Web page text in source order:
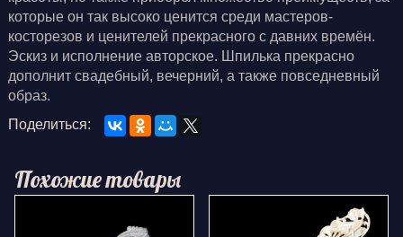
которые он так высоко ценится среди мастеров-
косторезов и ценителей прекрасного с давних времён.
Эскиз и исполнение авторское. Шпилька прекрасно
дополнит свадебный, вечерний, а также повседневный
образ.
Поделиться:
Похожие товары